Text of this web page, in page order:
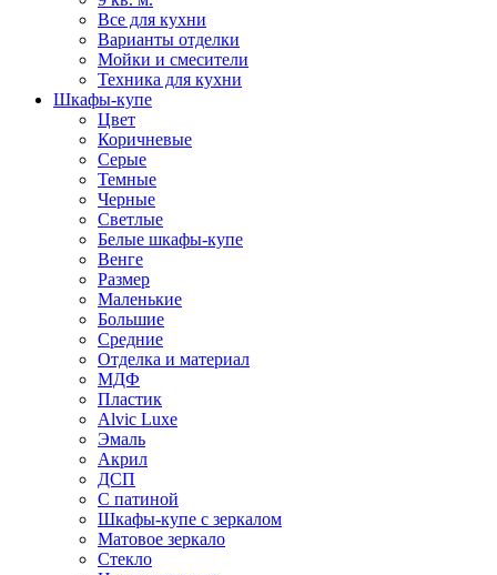
Все для кухни
Варианты отделки
Мойки и смесители
Техника для кухни
Шкафы-купе
Цвет
Коричневые
Серые
Темные
Черные
Светлые
Белые шкафы-купе
Венге
Размер
Маленькие
Большие
Средние
Отделка и материал
МДФ
Пластик
Alvic Luxe
Эмаль
Акрил
ДСП
С патиной
Шкафы-купе с зеркалом
Матовое зеркало
Стекло